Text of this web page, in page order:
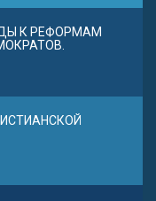
К РЕФОРМАМ